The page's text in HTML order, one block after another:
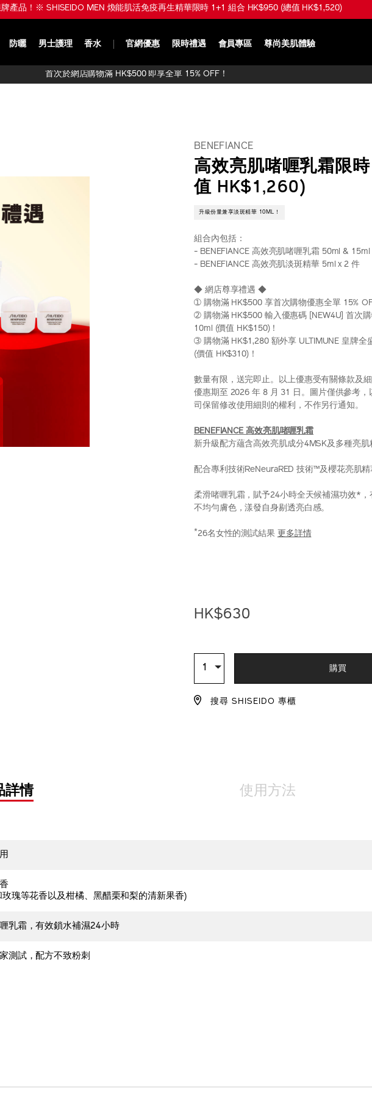
產品！※ SHISEIDO MEN 煥能肌活免疫再生精華限時 1+1 組合 HK$950 (總值 HK$1,520)
防曬 男士護理 香水 官網優惠 限時禮遇 會員專區 尊尚美肌體驗
首次於網店購物滿 HK$500 即享全單 15% OFF！
BENEFIANCE
高效亮肌啫喱乳霜限
值 HK$1,260)
升級份量兼享淡斑精華 10ML！
組合內包括：
- BENEFIANCE 高效亮肌啫喱乳霜 50ml & 15ml
- BENEFIANCE 高效亮肌淡斑精華 5ml x 2 件
◆ 網店尊享禮遇 ◆
➀ 購物滿 HK$500 享首次購物優惠全單 15%
➁ 購物滿 HK$500 輸入優惠碼 [NEW4U] 首次
10ml (價值 HK$150)！
➂ 購物滿 HK$1,280 額外享 ULTIMUNE 皇牌全
(價值 HK$310)！
數量有限，送完即止。以上優惠受有關條款及
優惠期至 2026 年 8 月 31 日。圖片僅供參考
司保留修改使用細則的權利，不作另行通知。
BENEFIANCE 高效亮肌啫喱乳霜
新升級配方蘊含高效亮肌成分4MSK及多種亮肌
配合專利技術ReNeuraRED 技術™及櫻花亮肌
柔滑啫喱乳霜，賦予24小時全天候補濕功效*
不均勻膚色，漾發自身剔透亮白感。
*26名女性的測試結果 更多詳情
hk%241%2C260%29-
HK$630
TO
CART
ACTIONS
數
量
1 購買
搜尋 SHISEIDO 專櫃
詳情 使用方法
瑰等花香以及柑橘、黑醋栗和梨的清新果香)
乳霜，有效鎖水補濕24小時
測試，配方不致粉刺